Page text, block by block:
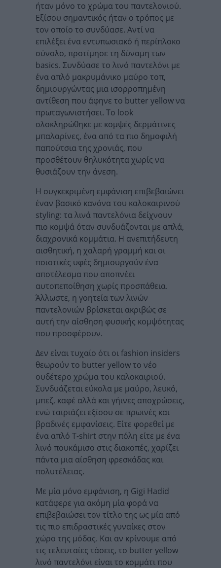
ήταν μόνο το χρώμα του παντελονιού.
Εξίσου σημαντικός ήταν ο τρόπος με
τον οποίο το συνδύασε. Αντί να
επιλέξει ένα εντυπωσιακό ή περίπλοκο
σύνολο, προτίμησε τη δύναμη των
basics. Συνδύασε το λινό παντελόνι με
ένα απλό μακρυμάνικο μαύρο τοπ,
δημιουργώντας μια ισορροπημένη
αντίθεση που άφηνε το butter yellow να
πρωταγωνιστήσει. Το look
ολοκληρώθηκε με κομψές δερμάτινες
μπαλαρίνες, ένα από τα πιο δημοφιλή
παπούτσια της χρονιάς, που
προσθέτουν θηλυκότητα χωρίς να
θυσιάζουν την άνεση.
Η συγκεκριμένη εμφάνιση επιβεβαιώνει
έναν βασικό κανόνα του καλοκαιρινού
styling: τα λινά παντελόνια δείχνουν
πιο κομψά όταν συνδυάζονται με απλά,
διαχρονικά κομμάτια. Η ανεπιτήδευτη
αισθητική, η χαλαρή γραμμή και οι
ποιοτικές υφές δημιουργούν ένα
αποτέλεσμα που αποπνέει
αυτοπεποίθηση χωρίς προσπάθεια.
Άλλωστε, η γοητεία των λινών
παντελονιών βρίσκεται ακριβώς σε
αυτή την αίσθηση φυσικής κομψότητας
που προσφέρουν.
Δεν είναι τυχαίο ότι οι fashion insiders
θεωρούν το butter yellow το νέο
ουδέτερο χρώμα του καλοκαιριού.
Συνδυάζεται εύκολα με μαύρο, λευκό,
μπεζ, καφέ αλλά και γήινες αποχρώσεις,
ενώ ταιριάζει εξίσου σε πρωινές και
βραδινές εμφανίσεις. Είτε φορεθεί με
ένα απλό T-shirt στην πόλη είτε με ένα
λινό πουκάμισο στις διακοπές, χαρίζει
πάντα μια αίσθηση φρεσκάδας και
πολυτέλειας.
Με μία μόνο εμφάνιση, η Gigi Hadid
κατάφερε για ακόμη μία φορά να
επιβεβαιώσει τον τίτλο της ως μία από
τις πιο επιδραστικές γυναίκες στον
χώρο της μόδας. Και αν κρίνουμε από
τις τελευταίες τάσεις, το butter yellow
λινό παντελόνι είναι το κομμάτι που